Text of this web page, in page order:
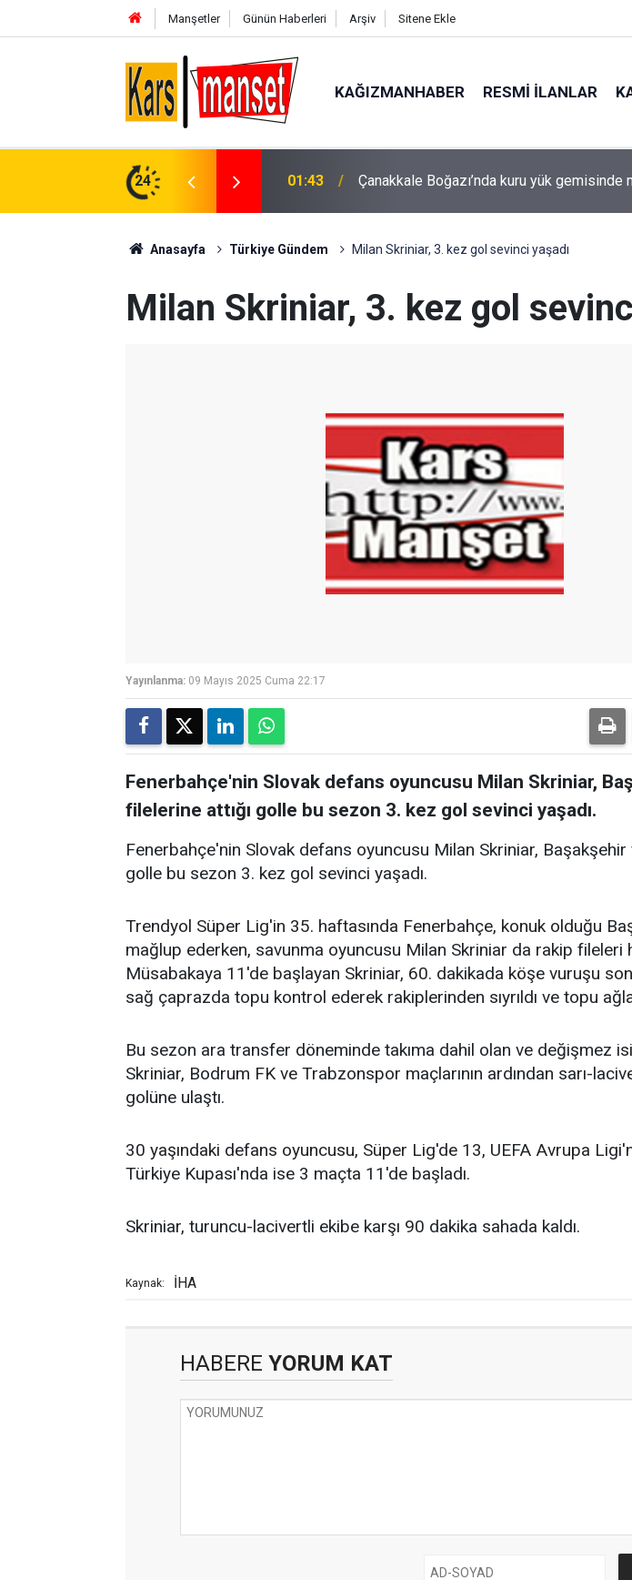
Manşetler Günün Haberleri Arşiv Sitene Ekle
KAĞIZMANHABER RESMI İLANLAR
24
makine arızası 00:49 Kartal’da minibüs yangını: Peş peşe
Anasayfa Türkiye Gündem Milan Skriniar, 3. kez gol sevinci yaşadı
Milan Skriniar, 3. kez gol
Yayınlanma: 09 Mayıs 2025 Cuma 22:17
Fenerbahçe'nin Slovak defans oyuncusu Milan Skriniar,
filelerine attığı golle bu sezon 3. kez gol sevinci yaşadı.
Fenerbahçe'nin Slovak defans oyuncusu Milan Skriniar, Başakşehir
golle bu sezon 3. kez gol sevinci yaşadı.
Trendyol Süper Lig'in 35. haftasında Fenerbahçe, konuk olduğu
mağlup ederken, savunma oyuncusu Milan Skriniar da rakip fileleri
Müsabakaya 11'de başlayan Skriniar, 60. dakikada köşe vuruşu
sağ çaprazda topu kontrol ederek rakiplerinden sıyrıldı ve topu
Bu sezon ara transfer döneminde takıma dahil olan ve değişmez
Skriniar, Bodrum FK ve Trabzonspor maçlarının ardından sarı-
golüne ulaştı.
30 yaşındaki defans oyuncusu, Süper Lig'de 13, UEFA Avrupa
Türkiye Kupası'nda ise 3 maçta 11'de başladı.
Skriniar, turuncu-lacivertli ekibe karşı 90 dakika sahada kaldı.
Kaynak: İHA
HABERE YORUM KAT